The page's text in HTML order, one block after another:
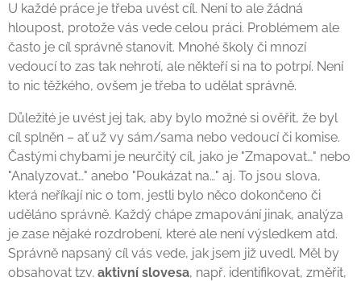
U každé práce je třeba uvést cíl. Není to ale žádná
hloupost, protože vás vede celou práci. Problémem ale
často je cíl správně stanovit. Mnohé školy či mnozí
vedoucí to zas tak nehrotí, ale někteří si na to potrpí. Není
to nic těžkého, ovšem je třeba to udělat správně.
Důležité je uvést jej tak, aby bylo možné si ověřit, že byl
cíl splněn – ať už vy sám/sama nebo vedoucí či komise.
Častými chybami je neurčitý cíl, jako je "Zmapovat…" nebo
"Analyzovat…" anebo "Poukázat na…" aj. To jsou slova,
která neříkají nic o tom, jestli bylo něco dokončeno či
uděláno správně. Každý chápe zmapování jinak, analýza
je zase nějaké rozdrobení, které ale není výsledkem atd.
Správně napsaný cíl vás vede, jak jsem již uvedl. Měl by
obsahovat tzv. aktivní slovesa, např. identifikovat, změřit,